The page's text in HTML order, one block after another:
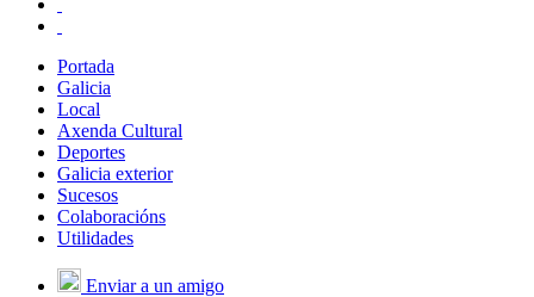
Portada
Galicia
Local
Axenda Cultural
Deportes
Galicia exterior
Sucesos
Colaboracións
Utilidades
Enviar a un amigo